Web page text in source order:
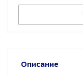
Описание